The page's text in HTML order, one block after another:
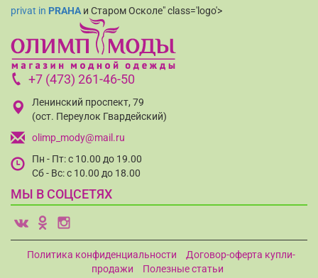
privat in PRAHA и Старом Осколе" class='logo'>
+7 (473) 261-46-50
Ленинский проспект, 79
(ост. Переулок Гвардейский)
olimp_mody@mail.ru
Пн - Пт: с 10.00 до 19.00
Сб - Вс: с 10.00 до 18.00
МЫ В СОЦСЕТЯХ
v o i
Политика конфиденциальности
Договор-оферта купли-
продажи
Полезные статьи